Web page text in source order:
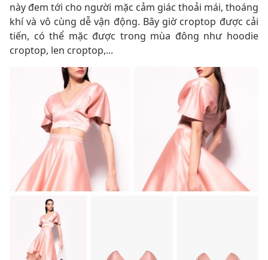
này đem tới cho người mặc cảm giác thoải mái, thoáng
khí và vô cùng dễ vận động. Bây giờ croptop được cải
tiến, có thể mặc được trong mùa đông như hoodie
croptop, len croptop,...